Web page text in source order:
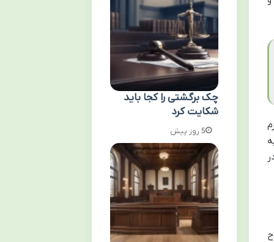
چک برگشتی را کجا باید
شکایت کرد
5 روز پیش